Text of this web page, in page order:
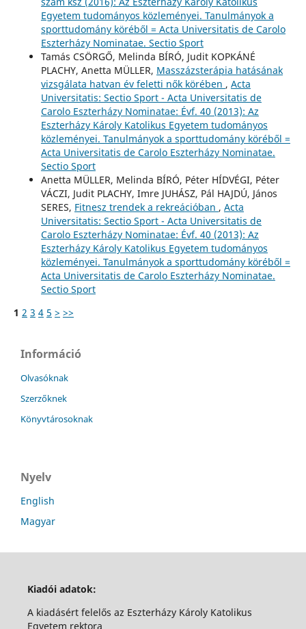
Egyetem tudományos közleményei. Tanulmányok a
sporttudomány köréből = Acta Universitatis de Carolo
Eszterházy Nominatae. Sectio Sport
Tamás CSÖRGŐ, Melinda BÍRÓ, Judit KOPKÁNÉ
PLACHY, Anetta MÜLLER, Masszázsterápia hatásának
vizsgálata hatvan év feletti nők körében , Acta
Universitatis: Sectio Sport - Acta Universitatis de
Carolo Eszterházy Nominatae: Évf. 40 (2013): Az
Eszterházy Károly Katolikus Egyetem tudományos
közleményei. Tanulmányok a sporttudomány köréből =
Acta Universitatis de Carolo Eszterházy Nominatae.
Sectio Sport
Anetta MÜLLER, Melinda BÍRÓ, Péter HÍDVÉGI, Péter
VÁCZI, Judit PLACHY, Imre JUHÁSZ, Pál HAJDÚ, János
SERES, Fitnesz trendek a rekreációban , Acta
Universitatis: Sectio Sport - Acta Universitatis de
Carolo Eszterházy Nominatae: Évf. 40 (2013): Az
Eszterházy Károly Katolikus Egyetem tudományos
közleményei. Tanulmányok a sporttudomány köréből =
Acta Universitatis de Carolo Eszterházy Nominatae.
Sectio Sport
1 2 3 4 5 > >>
Információ
Olvasóknak
Szerzőknek
Könyvtárosoknak
Nyelv
English
Magyar
Kiadói adatok:
A kiadásért felelős az Eszterházy Károly Katolikus
Egyetem rektora